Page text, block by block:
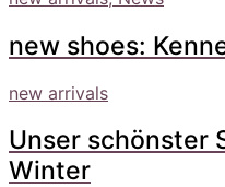
new shoes:
new arrivals
Unser schönster
Winter